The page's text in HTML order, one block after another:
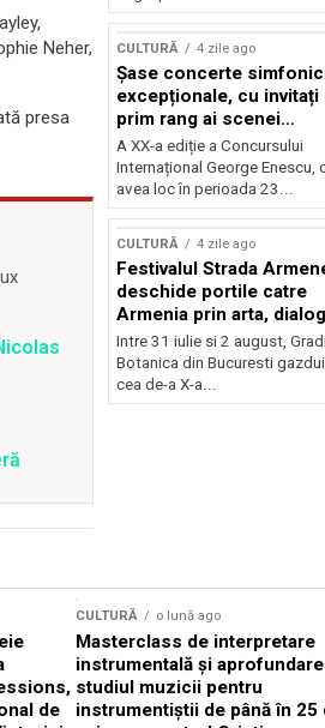
Neher,
presa
CULTURĂ 4 zile ago
Șase concerte
excepționale, cu invitați
prim rang ai scenei
internaționale și
orchestrale românești
prestigiu, în programul
Concursului Enescu
A XX-a ediție a Concursului
Internațional George Enescu,
avea loc în perioada 23...
CULTURĂ 4 zile ago
Festivalul Strada
deschide portile catre
Armenia prin arta,
patrimoniu, intre 31 iulie
august, la Gradina
Bucuresti
Intre 31 iulie si 2 august,
Botanica din Bucuresti
cea de-a X-a...
de
CULTURĂ o lună ago
Masterclass de interpretare
instrumentală și
studiul muzicii pentru
instrumentiștii de până în 25